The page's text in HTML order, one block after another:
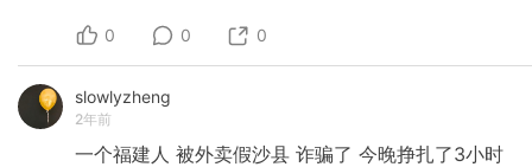
0 0 0
slowlyzheng
2年前
一个福建人 被外卖假沙县 诈骗了 今晚挣扎了3小时